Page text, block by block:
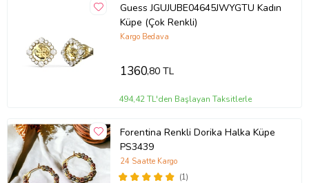
Guess JGUJUBE04645JWYGTU Kadın
Küpe (Çok Renkli)
Kargo Bedava
1360,80 TL
494,42 TL'den Başlayan Taksitlerle
Forentina Renkli Dorika Halka Küpe
PS3439
(1)
24 Saatte Kargo